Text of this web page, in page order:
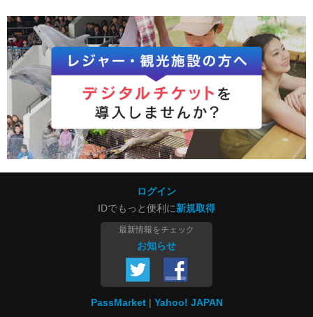
ログイン
IDでもっと便利に新規取得
最新情報をチェック
お知らせ
PassMarket Yahoo! JAPAN